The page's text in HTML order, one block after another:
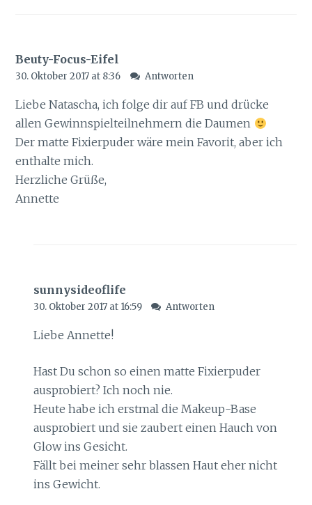
Beuty-Focus-Eifel
30. Oktober 2017 at 8:36 Antworten
Liebe Natascha, ich folge dir auf FB und drücke
allen Gewinnspielteilnehmern die Daumen
Der matte Fixierpuder wäre mein Favorit, aber ich
enthalte mich.
Herzliche Grüße,
Annette
sunnysideoflife
30. Oktober 2017 at 16:59 Antworten
Liebe Annette!
Hast Du schon so einen matte Fixierpuder
ausprobiert? Ich noch nie.
Heute habe ich erstmal die Makeup-Base
ausprobiert und sie zaubert einen Hauch von
Glow ins Gesicht.
Fällt bei meiner sehr blassen Haut eher nicht
ins Gewicht.